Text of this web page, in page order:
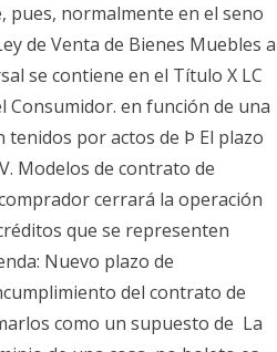
pues, normalmente en el seno
de Venta de Bienes Muebles a
se contiene en el Título X LC
Consumidor. en función de una
por actos de Þ El plazo
Modelos de contrato de
cerrará la operación
que se representen
Nuevo plazo de
del contrato de
como un supuesto de La